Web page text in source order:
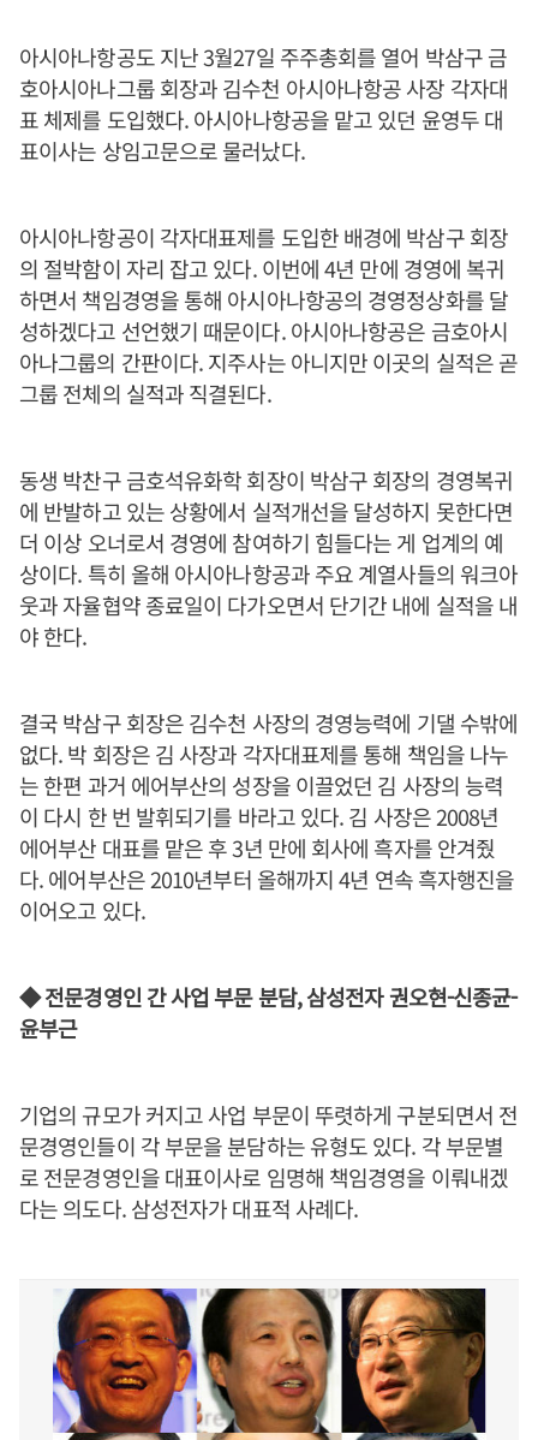
아시아나항공도 지난 3월27일 주주총회를 열어 박삼구 금
호아시아나그룹 회장과 김수천 아시아나항공 사장 각자대
표 체제를 도입했다. 아시아나항공을 맡고 있던 윤영두 대
표이사는 상임고문으로 물러났다.
아시아나항공이 각자대표제를 도입한 배경에 박삼구 회장
의 절박함이 자리 잡고 있다. 이번에 4년 만에 경영에 복귀
하면서 책임경영을 통해 아시아나항공의 경영정상화를 달
성하겠다고 선언했기 때문이다. 아시아나항공은 금호아시
아나그룹의 간판이다. 지주사는 아니지만 이곳의 실적은 곧
그룹 전체의 실적과 직결된다.
동생 박찬구 금호석유화학 회장이 박삼구 회장의 경영복귀
에 반발하고 있는 상황에서 실적개선을 달성하지 못한다면
더 이상 오너로서 경영에 참여하기 힘들다는 게 업계의 예
상이다. 특히 올해 아시아나항공과 주요 계열사들의 워크아
웃과 자율협약 종료일이 다가오면서 단기간 내에 실적을 내
야 한다.
결국 박삼구 회장은 김수천 사장의 경영능력에 기댈 수밖에
없다. 박 회장은 김 사장과 각자대표제를 통해 책임을 나누
는 한편 과거 에어부산의 성장을 이끌었던 김 사장의 능력
이 다시 한 번 발휘되기를 바라고 있다. 김 사장은 2008년
에어부산 대표를 맡은 후 3년 만에 회사에 흑자를 안겨줬
다. 에어부산은 2010년부터 올해까지 4년 연속 흑자행진을
이어오고 있다.
◆ 전문경영인 간 사업 부문 분담, 삼성전자 권오현-신종균-
윤부근
기업의 규모가 커지고 사업 부문이 뚜렷하게 구분되면서 전
문경영인들이 각 부문을 분담하는 유형도 있다. 각 부문별
로 전문경영인을 대표이사로 임명해 책임경영을 이뤄내겠
다는 의도다. 삼성전자가 대표적 사례다.